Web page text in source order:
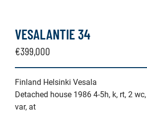
VESALANTIE 34
€399,000
Finland Helsinki Vesala
Detached house 1986 4-5h, k, rt, 2
var, at